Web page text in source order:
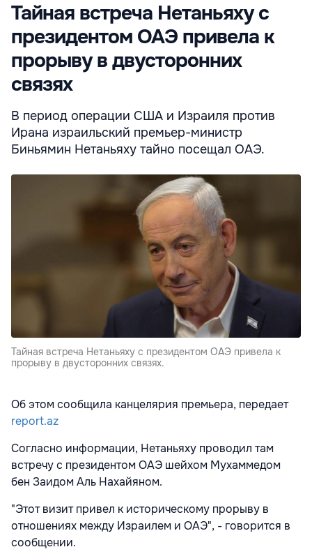
Тайная встреча Нетаньяху с
президентом ОАЭ привела к
прорыву в двусторонних
связях
В период операции США и Израиля против
Ирана израильский премьер-министр
Биньямин Нетаньяху тайно посещал ОАЭ.
Тайная встреча Нетаньяху с президентом ОАЭ привела к
прорыву в двусторонних связях.
Об этом сообщила канцелярия премьера, передает
report.az
Согласно информации, Нетаньяху проводил там
встречу с президентом ОАЭ шейхом Мухаммедом
бен Заидом Аль Нахайяном.
"Этот визит привел к историческому прорыву в
отношениях между Израилем и ОАЭ", - говорится в
сообщении.